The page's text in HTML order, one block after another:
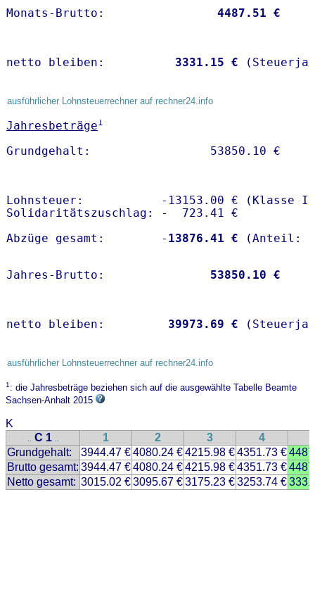
Monats-Brutto: 4487.51 €
netto bleiben: 3331.15 €
ausführlicher Lohnsteuerrechner auf rechner24.info
Jahresbeträge1
Lohnsteuer:           -13153.00 € (Klasse I)
Solidaritätszuschlag: -  723.41 €
Abzüge gesamt:        - 13876.41 €
Jahres-Brutto: 53850.10 €
netto bleiben: 39973.69 €
ausführlicher Lohnsteuerrechner auf rechner24.info
1: die Jahresbeträge beziehen sich auf die ausgewählte Tabelle Beamte
Sachsen-Anhalt 2015
K
.. C 1 .. 1 2 3 4
Grundgehalt:
3944.47 €4080.24 €4215.98 €4351.73 €
Brutto gesamt: 3944.47 €4080.24 €4215.98 €4351.73 €
Netto gesamt: 3015.02 €3095.67 €3175.23 €3253.74 €